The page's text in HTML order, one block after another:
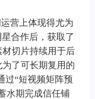
营上体现得尤为
合作后，获取了
切片持续用于后
了可长期复用的
过“短视频矩阵预
水期完成信任铺